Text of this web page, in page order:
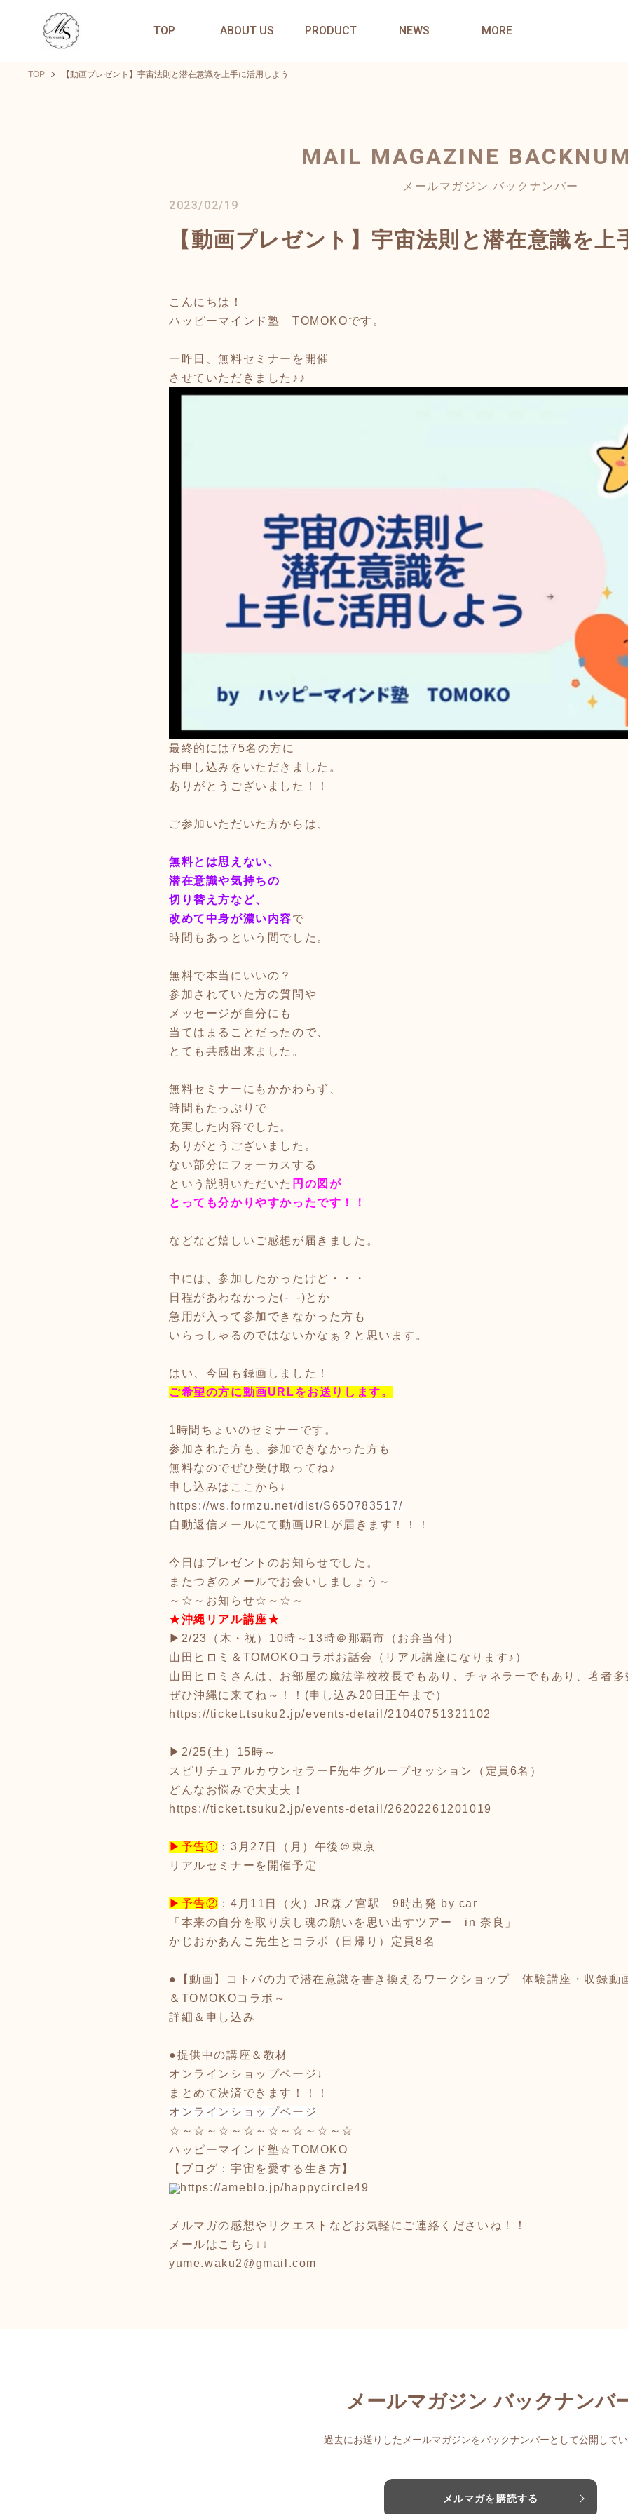
TOP ABOUT US PRODUCT NEWS MORE
TOP 【動画プレゼント】宇宙法則と潜在意識を上手に活用しよう
MAIL MAGAZINE
メールマガジン バックナンバー
2023/02/19
【動画プレゼント】宇宙法則と潜在意識を上
こんにちは！
ハッピーマインド塾 TOMOKOです。
一昨日、無料セミナーを開催
させていただきました♪♪
最終的には75名の方に
お申し込みをいただきました。
ありがとうございました！！
ご参加いただいた方からは、
無料とは思えない、
潜在意識や気持ちの
切り替え方など、
改めて中身が濃い内容で
時間もあっという間でした。
無料で本当にいいの？
参加されていた方の質問や
メッセージが自分にも
当てはまることだ ったので、
とても共感出来ました。
無料セミナーにもかかわらず、
時間もたっぷりで
充実した内容でし た。
ありがとうございました。
ない部分にフォーカスする
という説明いただいた 円の図が
とっても分かりやすかったです！！
などなど嬉しいご感想が届きました。
中には、参加したかったけど・・・
日程があわなかった(-_-)とか
急用が入って参加できなかった方も
いらっしゃるのではないかなぁ？と思います。
はい、今回も録画しました！
ご希望の方に動画URLをお送りします。
1時間ちょいのセミナーです。
参加された方も、参加できなかった方も
無料なのでぜひ受け取ってね♪
申し込みはここから↓
https://ws.formzu.net/dist/S650783517/
自動返信メールにて動画URLが届きます！！！
今日はプレゼントのお知らせでした。
またつぎのメールでお会いしましょう～
～☆～お知らせ☆～☆～
★沖縄リアル講座★
▶2/23（木・祝）10時～13時＠那覇市（お弁当付）
山田ヒロミ＆TOMOKOコラボお話会（リアル講座になります♪）
山田ヒロミさんは、お部屋の魔法学校校長でもあり、チャネラーでもあり、著者多
ぜひ沖縄に来てね～！！(申し込み20日正午まで）
https://ticket.tsuku2.jp/events-detail/21040751321102
▶2/25(土）15時～
スピリチュアルカウンセラーF先生グループセッション（定員6名）
どんなお悩みで大丈夫！
https://ticket.tsuku2.jp/events-detail/26202261201019
▶予告① ：3月27日（月）午後＠東京
リアルセミナーを開催予定
▶予告② ：4月11日（火）JR森ノ宮駅 9時出発 by car
「本来の自分を取り戻し魂の願いを思い出すツアー in 奈良」
かじおかあんこ先生とコラボ（日帰り）定員8名
●【動画】コトバの力で潜在意識を書き換えるワークショップ 体験講座・収録動
＆TOMOKOコラボ～
詳細＆申し込み
●提供中の講座＆教材
オンラインショップページ↓
まとめて決済できます！！！
オンラインショップページ
☆～☆～☆～☆～☆～☆～☆～☆
ハッピーマインド塾☆TOMOKO
【ブログ：宇宙を愛する生き方】
https://ameblo.jp/happycircle49
メルマガの感想やリクエストなどお気軽にご連絡くださいね！！
メールはこちら↓↓
yume.waku2@gmail.com
メールマガジン バックナンバ
過去にお送りしたメールマガジンをバックナンバーとして公開してい
メルマガを購読する